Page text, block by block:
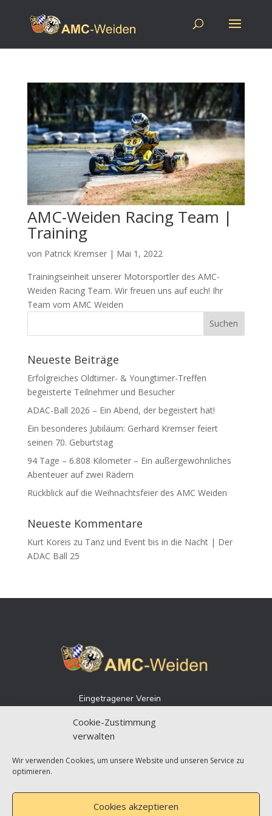
Cookie-Zustimmung
verwalten
Wir verwenden Cookies, um unsere Website und unseren Service zu
optimieren.
Cookies akzeptieren
AMC-Weiden Racing Team |
Training
von Patrick Kremser| Mai 1, 2022
Trainingseinheit unserer Motorsportler des AMC-
Weiden Racing Team. Wir freuen uns auf euch! Ihr
Team vom AMC Weiden
Neueste Beiträge
Erfolgreiches Oldtimer- & Youngtimer-Treffen
begeisterte Teilnehmer und Besucher
ADAC-Ball 2026 – Ein Abend, der begeistert hat!
Ein besonderes Jubiläum: Gerhard Kremser feiert
seinen 70. Geburtstag
94 Tage – 6.808 Kilometer – Ein außergewöhnliches
Abenteuer auf zwei Rädern
Rückblick auf die Weihnachtsfeier des AMC Weiden
Neueste Kommentare
Kurt Koreis zu Tanz und Event bis in die Nacht | Der
ADAC Ball 25
Eingetragener Verein
Amtsgericht Weiden
Gemeinnützigkeitsstatus